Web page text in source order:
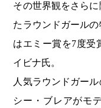
その世界観をさら
たラウンドガール
はエミー賞を7度受
イビナ氏。
人気ラウンドガー
シー・ブレアがモ